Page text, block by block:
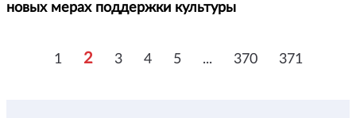
новых мерах поддержки культуры
1 2 3 4 5 ... 370 371